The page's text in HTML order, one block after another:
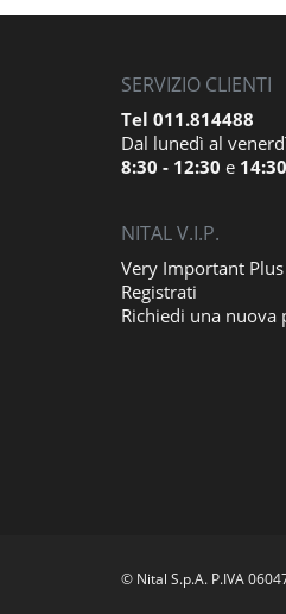
SERVIZIO CLIENTI
Tel 011.814488
Dal lunedì al
8:30 - 12:30 e
NITAL V.I.P.
Very Important Plus
Registrati
Richiedi una nuova
© Nital S.p.A. P.IVA